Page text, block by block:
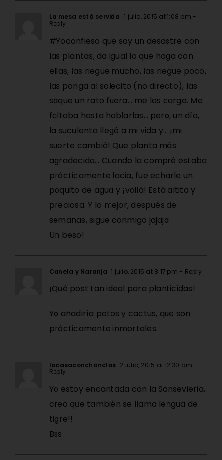
La mesa está servida 1 julio, 2015 at 1:08 pm -
Reply
#Yoconfieso que soy un desastre con
las plantas, da igual lo que haga con
ellas, las riegue mucho, las riegue poco,
las ponga al solecito (no directo), las
saque un rato fuera… me las cargo. Me
faltaba hasta hablarlas… pero, un día,
la suculenta llegó a mi vida y… ¡mi
suerte cambió! Que planta más
agradecida… Cuando la compré estaba
prácticamente lacia, fue echarle un
poquito de agua y ¡voilá! Está altita y
preciosa. Y lo mejor, después de
semanas, sigue conmigo jajaja
Un beso!
Canela y Naranja 1 julio, 2015 at 8:17 pm - Reply
¡Qué post tan ideal para planticidas!
Yo añadiría potos y cactus, que son
prácticamente inmortales.
lacasaconchanclas 2 julio, 2015 at 12:30 am -
Reply
Yo estoy encantada con la Sansevieria,
creo que también se llama lengua de
tigre!!
Bss